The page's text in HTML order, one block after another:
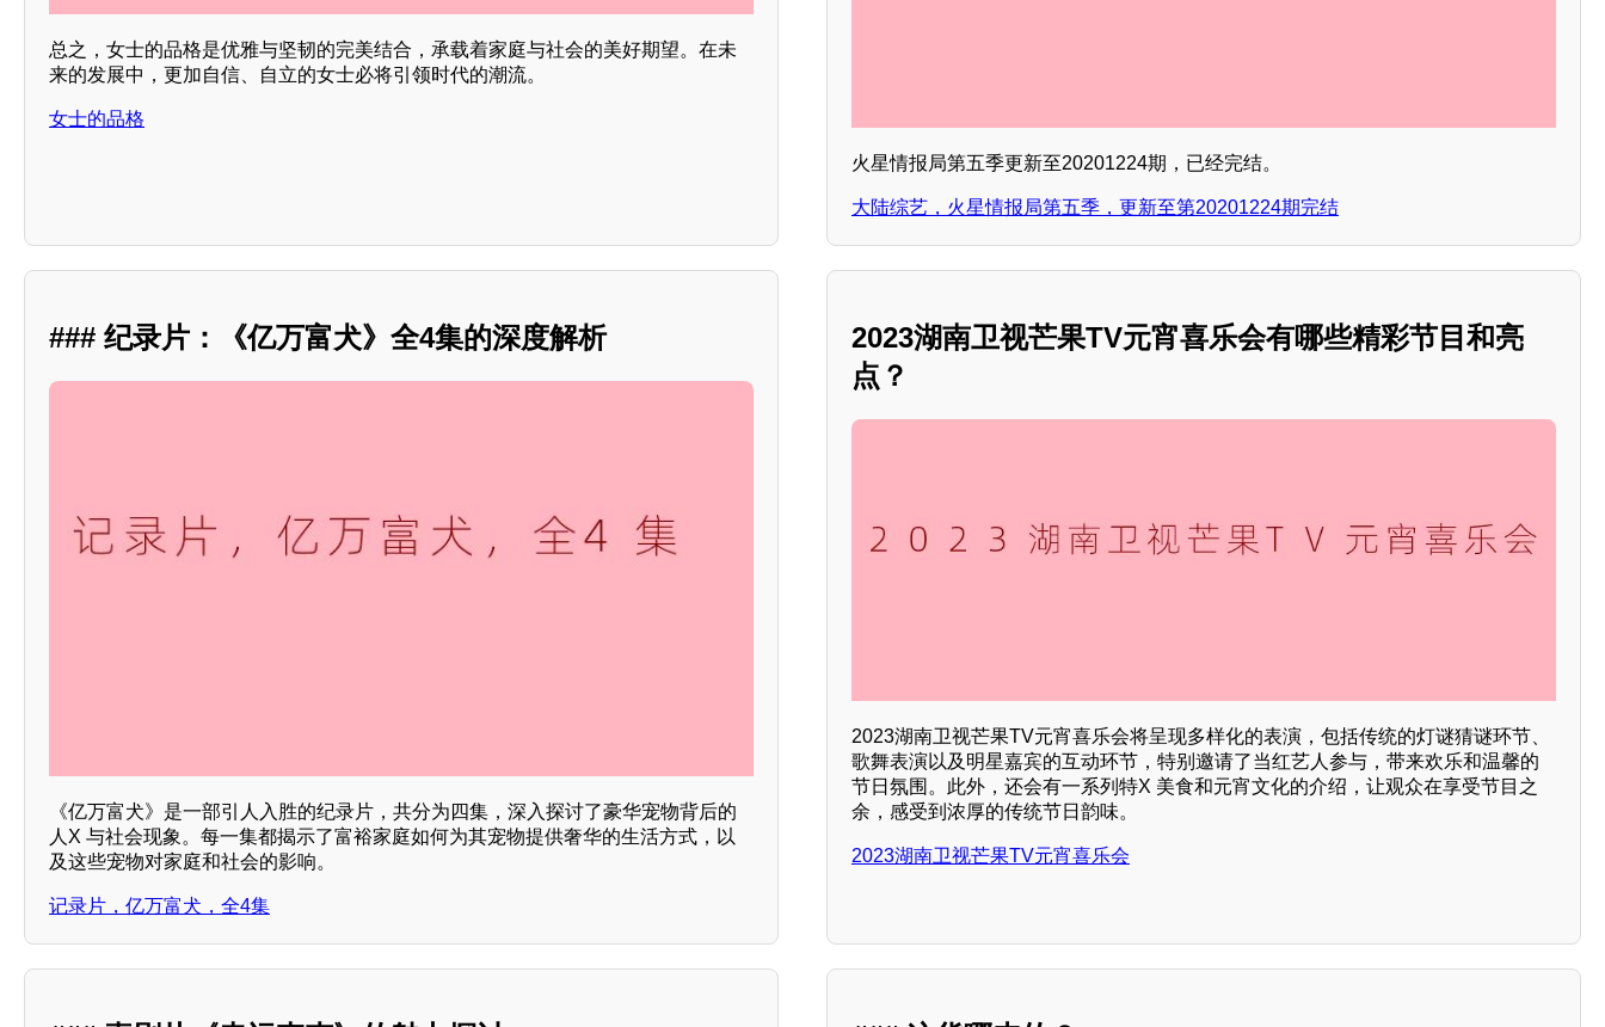
总之，女士的品格是优雅与坚韧的完美结合，承载着家庭与社会的美好期望。在未
来的发展中，更加自信、自立的女士必将引领时代的潮流。
女士的品格
火星情报局第五季更新至20201224期，已经完结。
大陆综艺，火星情报局第五季，更新至第20201224期完结
### 纪录片：《亿万富犬》全4集的深度解析
《亿万富犬》是一部引人入胜的纪录片，共分为四集，深入探讨了豪华宠物背后的
人X 与社会现象。每一集都揭示了富裕家庭如何为其宠物提供奢华的生活方式，以
及这些宠物对家庭和社会的影响。
记录片，亿万富犬，全4集
2023湖南卫视芒果TV元宵喜乐会有哪些精彩节目和亮
点？
2023湖南卫视芒果TV元宵喜乐会将呈现多样化的表演，包括传统的灯谜猜谜环节、
歌舞表演以及明星嘉宾的互动环节，特别邀请了当红艺人参与，带来欢乐和温馨的
节日氛围。此外，还会有一系列特X 美食和元宵文化的介绍，让观众在享受节目之
余，感受到浓厚的传统节日韵味。
2023湖南卫视芒果TV元宵喜乐会